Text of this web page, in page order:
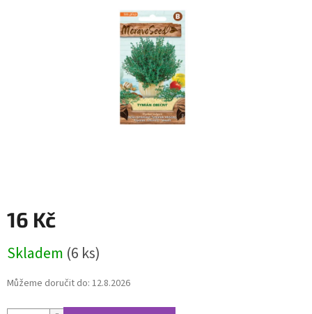
16 Kč
cena:
Skladem (6 ks)
Můžeme doručit do: 12.8.2026